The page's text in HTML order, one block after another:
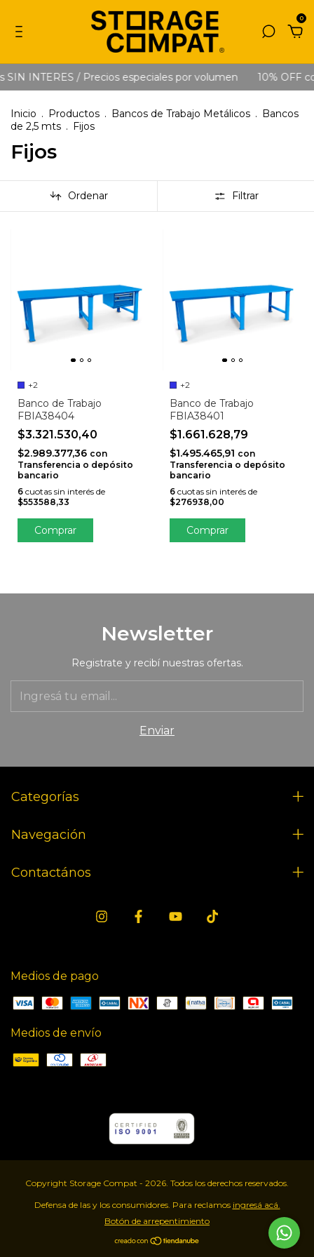
0
INTERES / Precios especiales por volumen 10% OFF
Inicio . Productos . Bancos de Trabajo Metálicos . Bancos
de 2,5 mts . Fijos
Fijos
Ordenar Filtrar
+2
Banco de Trabajo
FBIA38404
$3.321.530,40
$2.989.377,36 con
Transferencia o depósito
bancario
6 cuotas sin interés de
$553588,33
Comprar
+2
Banco de Trabajo
FBIA38401
$1.661.628,79
$1.495.465,91 con
Transferencia o depósito
bancario
6cuotas sin interés de
$276938,00
Comprar
Newsletter
Registrate y recibí nuestras ofertas.
Categorías
Navegación
Contactános
Medios de pago
Medios de envío
Copyright Storage Compat - 2026. Todos los derechos reservados.
Defensa de las y los consumidores. Para reclamos ingresá acá.
Botón de arrepentimiento